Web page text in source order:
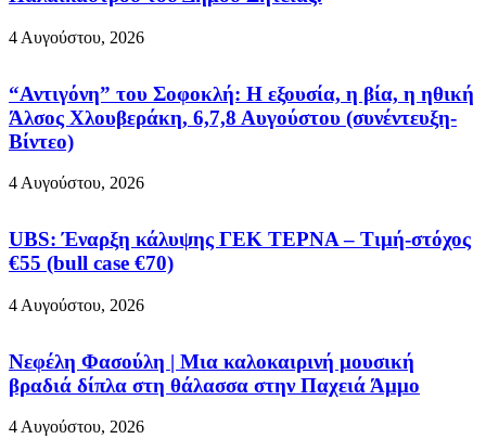
4 Αυγούστου, 2026
“Αντιγόνη” του Σοφοκλή: Η εξουσία, η βία, η ηθική
Άλσος Χλουβεράκη, 6,7,8 Αυγούστου (συνέντευξη-
Βίντεο)
4 Αυγούστου, 2026
UBS: Έναρξη κάλυψης ΓΕΚ ΤΕΡΝΑ – Tιμή-στόχος
€55 (bull case €70)
4 Αυγούστου, 2026
Νεφέλη Φασούλη | Μια καλοκαιρινή μουσική
βραδιά δίπλα στη θάλασσα στην Παχειά Άμμο
4 Αυγούστου, 2026